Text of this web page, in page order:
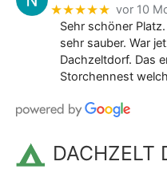
★★★★★ vor 10
Sehr schöner
sehr sauber. War
Dachzeltdorf. Das
Storchennest
DACHZELT